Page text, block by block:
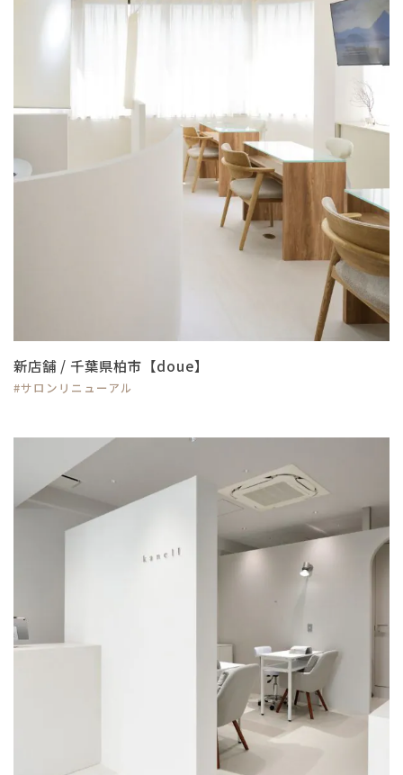
新店舗 / 千葉県柏市【doue】
#サロンリニューアル